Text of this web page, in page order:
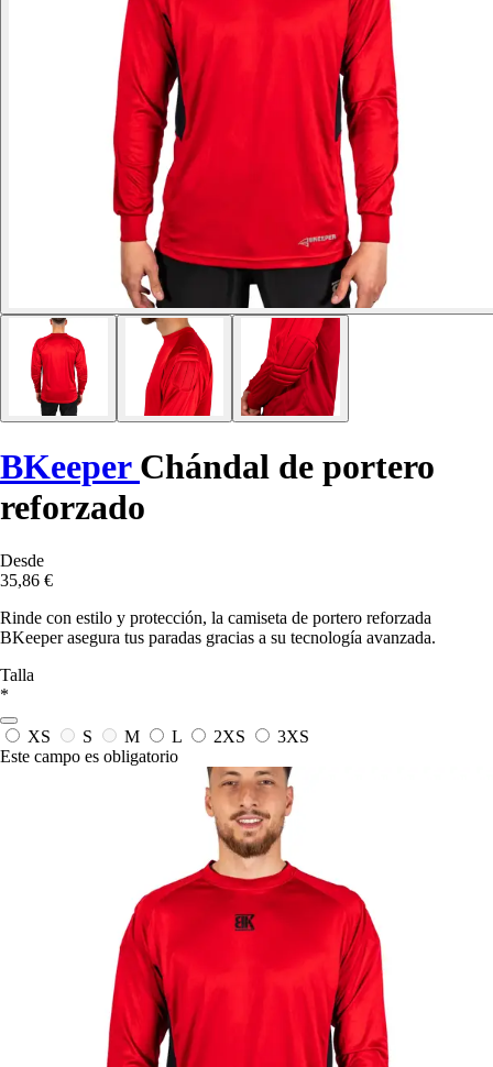
BKeeper Chándal de portero
reforzado
Desde
35,86 €
Rinde con estilo y protección, la camiseta de portero reforzada
BKeeper asegura tus paradas gracias a su tecnología avanzada.
Talla
*
XS S M L 2XS
3XS
Este campo es obligatorio